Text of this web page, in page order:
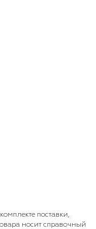
поставки,
носит справочный